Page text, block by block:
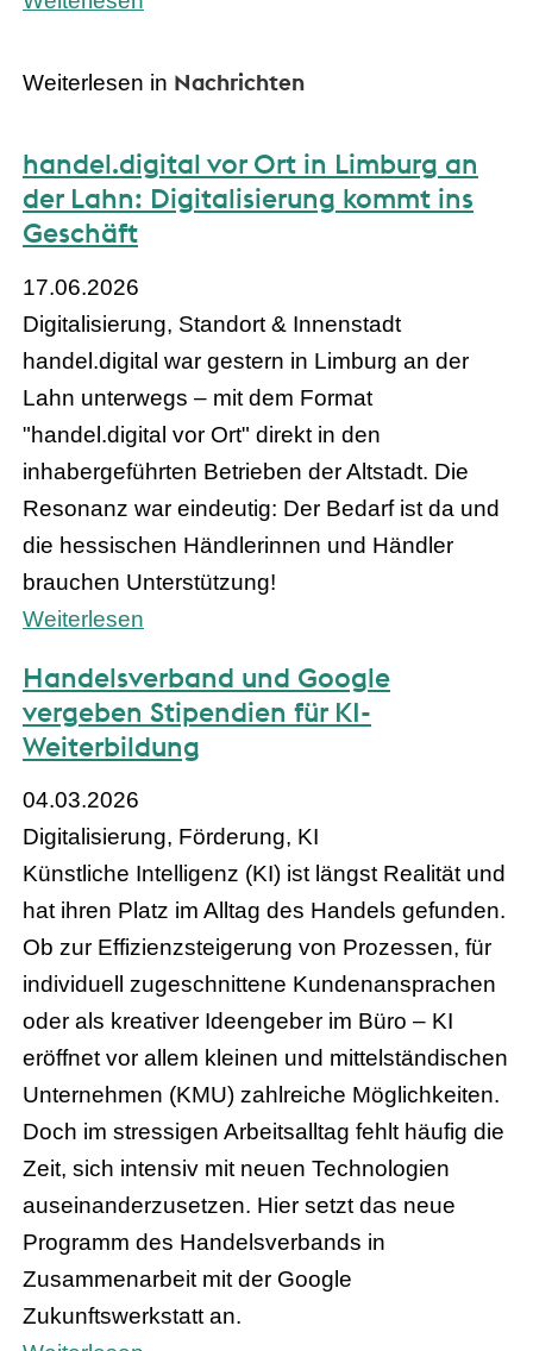
Weiterlesen in Nachrichten
handel.digital vor Ort in Limburg an
der Lahn: Digitalisierung kommt ins
Geschäft
17.06.2026
Digitalisierung, Standort & Innenstadt
handel.digital war gestern in Limburg an der
Lahn unterwegs – mit dem Format
"handel.digital vor Ort" direkt in den
inhabergeführten Betrieben der Altstadt. Die
Resonanz war eindeutig: Der Bedarf ist da und
die hessischen Händlerinnen und Händler
brauchen Unterstützung!
Weiterlesen
Handelsverband und Google
vergeben Stipendien für KI-
Weiterbildung
04.03.2026
Digitalisierung, Förderung, KI
Künstliche Intelligenz (KI) ist längst Realität und
hat ihren Platz im Alltag des Handels gefunden.
Ob zur Effizienzsteigerung von Prozessen, für
individuell zugeschnittene Kundenansprachen
oder als kreativer Ideengeber im Büro – KI
eröffnet vor allem kleinen und mittelständischen
Unternehmen (KMU) zahlreiche Möglichkeiten.
Doch im stressigen Arbeitsalltag fehlt häufig die
Zeit, sich intensiv mit neuen Technologien
auseinanderzusetzen. Hier setzt das neue
Programm des Handelsverbands in
Zusammenarbeit mit der Google
Zukunftswerkstatt an.